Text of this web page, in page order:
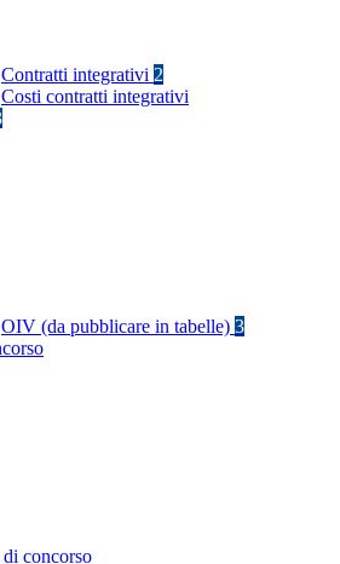
Contratti integrativi 2
Costi contratti integrativi
OIV (da pubblicare in tabelle) 3
concorso